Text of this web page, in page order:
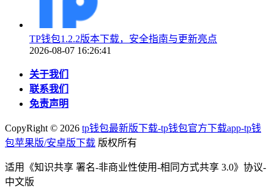
TP钱包1.2.2版本下载，安全指南与更新亮点
2026-08-07 16:26:41
关于我们
联系我们
免责声明
CopyRight © 2026 tp钱包最新版下载-tp钱包官方下载app-tp钱
包苹果版/安卓版下载 版权所有
适用《知识共享 署名-非商业性使用-相同方式共享 3.0》协议-
中文版